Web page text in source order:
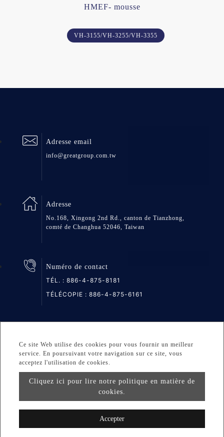
HMEF- mousse
VH-3155/VH-3255/VH-3355
Ce site Web utilise des cookies pour vous fournir un meilleur
service. En poursuivant votre navigation sur ce site, vous
acceptez l'utilisation de cookies.
Cliquez ici pour lire notre politique en matière de
cookies.
Accepter
Adresse email
info@greatgroup.com.tw
Adresse
No.168, Xingong 2nd Rd., canton de Tianzhong,
comté de Changhua 52046, Taiwan
Numéro de contact
TÉL. : 886-4-875-8181
TÉLÉCOPIE : 886-4-875-6161
Plan du site Privacy DESIGNED BY Atteipo
Copyright © 2026 GREAT GROUP MEDICAL CO., LTD. All
rights reserved.
info@greatgroup.com.tw